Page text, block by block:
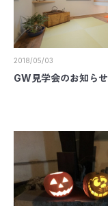
2018/05/03
GW見学会のお知らせ